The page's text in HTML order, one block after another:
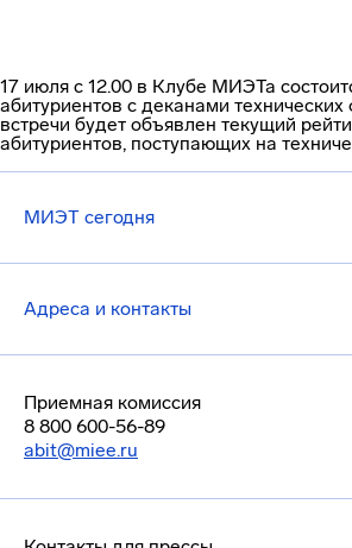
17 июля c 12.00 в Клубе МИЭТа
абитуриентов с деканами технических
встречи будет объявлен текущий
абитуриентов, поступающих на
МИЭТ сегодня
Адреса и контакты
Приемная комиссия
8 800 600-56-89
abit@miee.ru